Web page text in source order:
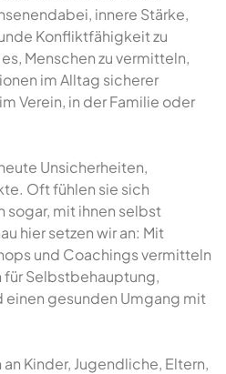
innere Stärke,
Konfliktfähigkeit zu
Menschen zu vermitteln,
im Alltag sicherer
Verein, in der Familie oder
Unsicherheiten,
Oft fühlen sie sich
mit ihnen selbst
hier setzen wir an: Mit
und Coachings vermitteln
Selbstbehauptung,
gesunden Umgang mit
Kinder, Jugendliche, Eltern,